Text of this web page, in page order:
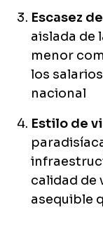
Escasez
aislada de
menor
los
nacional
Estilo de
calidad de
asequible